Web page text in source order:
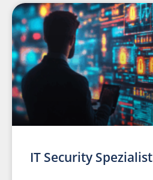
IT Security Spezialist